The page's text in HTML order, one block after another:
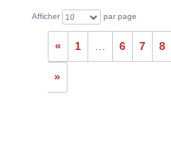
Afficher 10 par page
« 1 6 7 8
»